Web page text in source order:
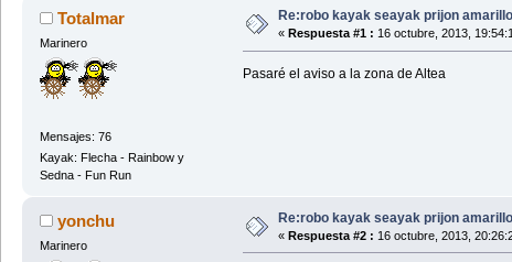
Totalmar
Marinero
Mensajes: 76
Kayak: Flecha - Rainbow y
Sedna - Fun Run
Re:robo kayak seayak prijon amarillo
« Respuesta #1 : 16 octubre, 2013,
Pasaré el aviso a la zona de Altea
yonchu
Marinero
Re:robo kayak seayak prijon amarillo
« Respuesta #2 : 16 octubre, 2013,